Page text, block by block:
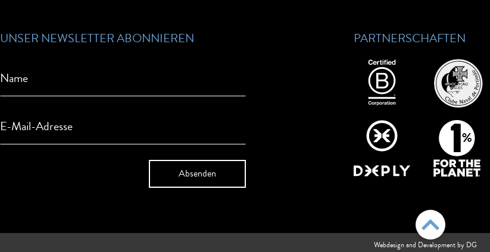
UNSER NEWSLETTER ABONNIEREN
Name
E-Mail-Adresse
PARTNERSCHAFTEN
Webdesign and Development by DG